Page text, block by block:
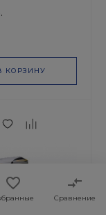
Сравнение
КОРЗИНУ